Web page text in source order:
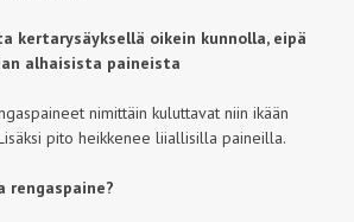
kertarysäyksellä oikein kunnolla, eipä
alhaisista paineista
nimittäin kuluttavat niin ikään
pito heikkenee liiallisilla paineilla.
rengaspaine?